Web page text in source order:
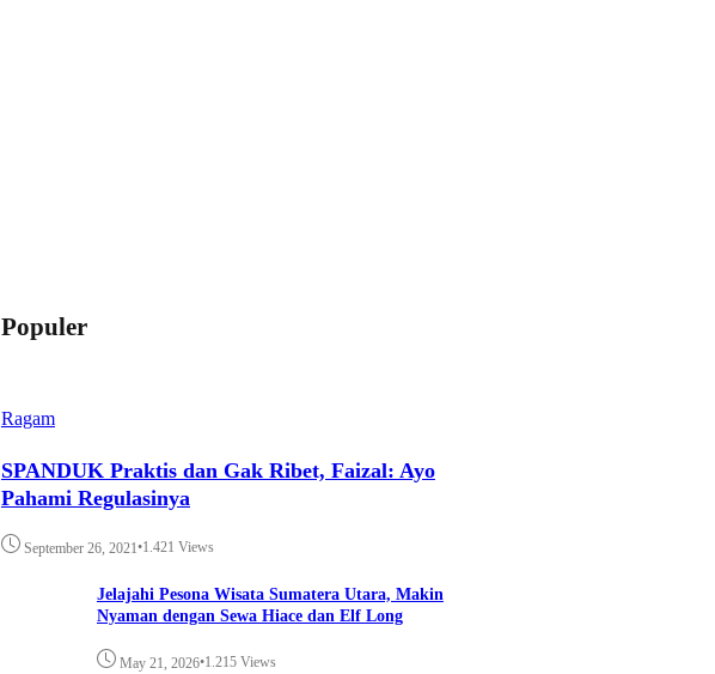
Populer
Ragam
SPANDUK Praktis dan Gak Ribet, Faizal: Ayo
Pahami Regulasinya
September 26, 2021•1.421 Views
Jelajahi Pesona Wisata Sumatera Utara, Makin
Nyaman dengan Sewa Hiace dan Elf Long
May 21, 2026•1.215 Views